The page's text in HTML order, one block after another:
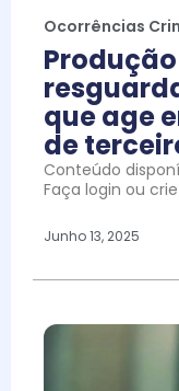
Ocorrências
que age
de
Conteúdo
Faça login ou
Junho 13, 2025